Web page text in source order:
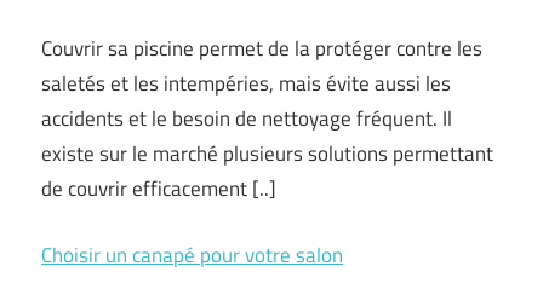
Couvrir sa piscine permet de la protéger contre les
saletés et les intempéries, mais évite aussi les
accidents et le besoin de nettoyage fréquent. Il
existe sur le marché plusieurs solutions permettant
de couvrir efficacement [..]
Choisir un canapé pour votre salon